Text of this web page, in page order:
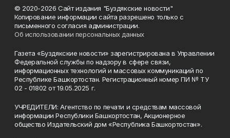
© 2020-2026 Сайт издания "Буздякские новости"
Копирование информации сайта разрешено только с
письменного согласия администрации.
Об использовании персональных данных
Газета «Буздякские новости» зарегистрирована в Управлении
Федеральной службы по надзору в сфере связи,
информационных технологий и массовых коммуникаций по
Республике Башкортостан. Регистрационный номер ПИ № ТУ
02 - 01802 от 19.05.2025 г.
УЧРЕДИТЕЛИ: Агентство по печати и средствам массовой
информации Республики Башкортостан, Акционерное
общество Издательский дом «Республика Башкортостан».